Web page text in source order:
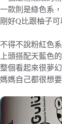
一款則是綠色系，
剛好Q比跟柚子可
不得不說粉紅色
上頭搭配天藍色的
整個看起來很夢幻
媽媽自己都很想